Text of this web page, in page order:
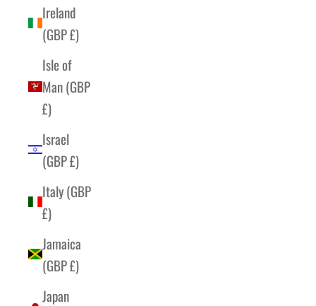
Ireland
(GBP £)
Isle of
Man (GBP
£)
Israel
(GBP £)
Italy (GBP
£)
Jamaica
(GBP £)
Japan